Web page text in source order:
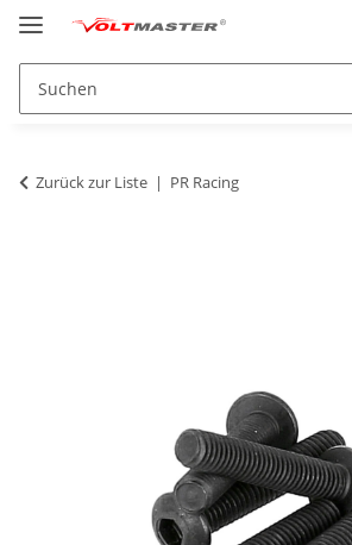
Zurück zur Liste PR Racing